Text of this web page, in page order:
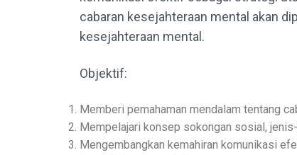
cabaran kesejahteraan mental akan
kesejahteraan mental.
Objektif:
Memberi pemahaman mendalam tentang
Mempelajari konsep sokongan sosial,
Mengembangkan kemahiran komunikasi